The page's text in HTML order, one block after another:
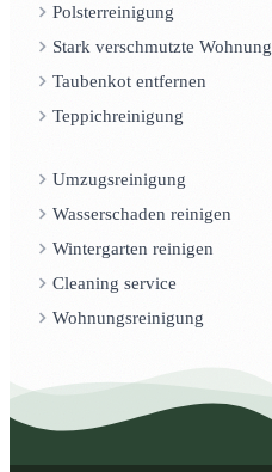
Polsterreinigung
Stark verschmutzte Wohnung
Taubenkot entfernen
Teppichreinigung
Umzugsreinigung
Wasserschaden reinigen
Wintergarten reinigen
Cleaning service
Wohnungsreinigung